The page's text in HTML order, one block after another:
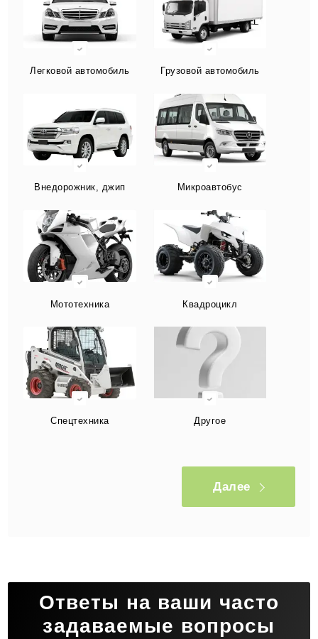
Легковой автомобиль Грузовой автомобиль
Внедорожник, джип Микроавтобус
Мототехника Квадроцикл
Спецтехника Другое
Далее
Ответы на ваши часто
задаваемые вопросы